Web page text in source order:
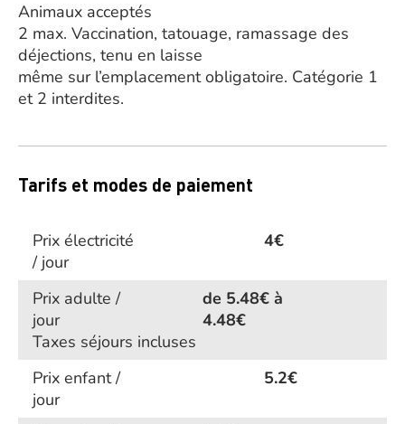
Animaux acceptés
2 max. Vaccination, tatouage, ramassage des
déjections, tenu en laisse
même sur l’emplacement obligatoire. Catégorie 1
et 2 interdites.
Tarifs et modes de paiement
Prix électricité
/ jour
4€
Prix adulte /
jour
de 5.48€ à
4.48€
Taxes séjours incluses
Prix enfant /
jour
5.2€